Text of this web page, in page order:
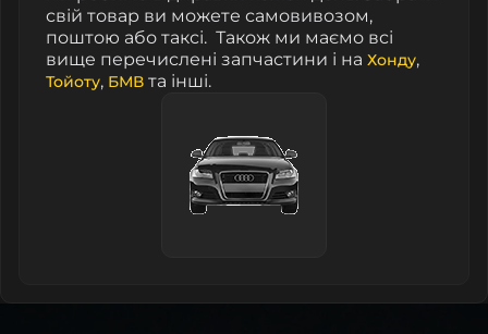
свій товар ви можете самовивозом,
поштою або таксі. Також ми маємо всі
вище перечислені запчастини і на Хонду,
Тойоту, БМВ та інші.